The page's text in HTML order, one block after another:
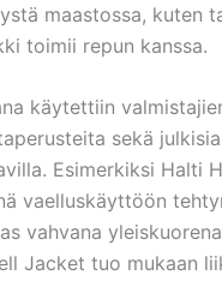
maastossa, kuten
toimii repun kanssa.
käytettiin
sekä
Esimerkiksi Halti
vaelluskäyttöön
vahvana
Jacket tuo mukaan